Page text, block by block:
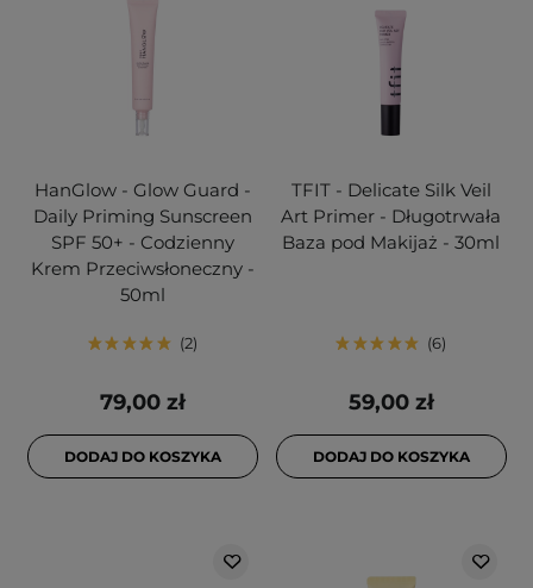
HanGlow - Glow Guard -
Daily Priming Sunscreen
SPF 50+ - Codzienny
Krem Przeciwsłoneczny -
50ml
2
79,00 zł
DODAJ DO KOSZYKA
TFIT - Delicate Silk Veil
Art Primer - Długotrwała
Baza pod Makijaż - 30ml
6
59,00 zł
DODAJ DO KOSZYKA